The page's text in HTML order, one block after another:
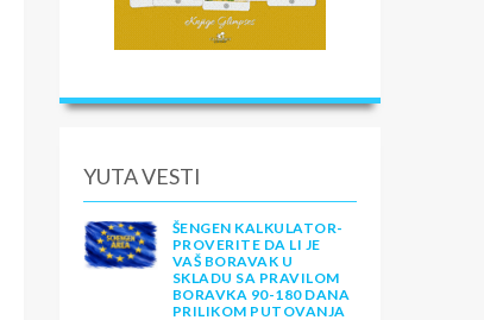
YUTA VESTI
ŠENGEN KALKULATOR-
PROVERITE DA LI JE
VAŠ BORAVAK U
SKLADU SA PRAVILOM
BORAVKA 90-180 DANA
PRILIKOM PUTOVANJA